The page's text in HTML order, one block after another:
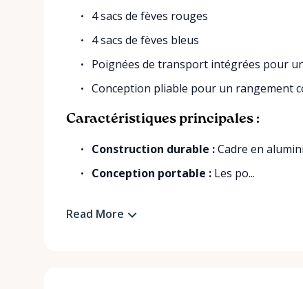
4 sacs de fèves rouges
4 sacs de fèves bleus
Poignées de transport intégrées pour
Conception pliable pour un rangement
Caractéristiques principales :
Construction durable :Cadre en
Conception portable : Les po...
Read More